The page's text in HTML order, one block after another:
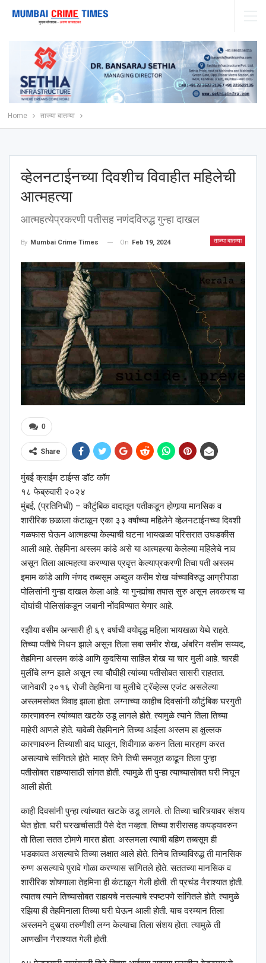
Home ताज्या बातम्या
व्हेलनटाईनच्या दिवशीच विवाहीत महिलेची
आत्महत्या
आत्महत्येप्रकरणी पतीसह नणंदविरुद्ध गुन्हा दाखल
ताज्या बातम्या
By Mumbai Crime Times On Feb 19, 2024
0
Share
मुंबई क्राईम टाईम्स डॉट कॉम
१८ फेब्रुवारी २०२४
मुंबई, (प्रतिनिधी) – कौटुंबिक वादातून पतीकडून होणार्‍या मानसिक व
शारीरिक छळाला कंटाळून एका ३३ वर्षांच्या महिलेने व्हेलनटाईनच्या दिवशी
गळफास घेऊन आत्महत्या केल्याची घटना भायखळा परिसरात उघडकीस
आली आहे. तेहमिना अस्लम कांडे असे या आत्महत्या केलेल्या महिलेचे नाव
असून तिला आत्महत्या करण्यास प्रवृत्त केल्याप्रकरणी तिचा पती अस्लम
इमाम कांडे आणि नंणद तब्बसूम अब्दुल करीम शेख यांच्याविरुद्ध आग्रीपाडा
पोलिसांनी गुन्हा दाखल केला आहे. या गुन्ह्यांचा तपास सुरु असून लवकरच या
दोघांची पोलिसांकडून जबानी नोंदविण्यात येणार आहे.
रझीया वसीम अन्सारी ही ६९ वर्षाची वयोवृद्ध महिला भायखळा येथे राहते.
तिच्या पतीचे निधन झाले असून तिला सबा समीर शेख, अंबरिन वसीम सय्यद,
तेहमिना अस्लम कांडे आणि कुदसिया साहिल शेख या चार मुली आहे. चारही
मुलींचे लग्न झाले असून त्या चौघीही त्यांच्या पतीसोबत सासरी राहतात.
जानेवारी २०१६ रोजी तेहमिना या मुलीचे ट्रॅव्हेल्स एजंट असलेल्या
अस्लमसोबत विवाह झाला होता. लग्नाच्या काहीच दिवसांनी कौटुंबिक घरगुती
कारणावरुन त्यांच्यात खटके उडू लागले होते. त्यामुळे त्याने तिला तिच्या
माहेरी आणले होते. यावेळी तेहमिनाने तिच्या आईला अस्लम हा क्षुल्लक
कारणावरुन तिच्याशी वाद घालून, शिवीगाळ करुन तिला मारहाण करत
असल्याचे सांगितले होते. मात्र तिने तिची समजूत काढून तिला पुन्हा
पतीसोबत राहण्यासाठी सांगत होती. त्यामुळे ती पुन्हा त्याच्यासोबत घरी निघून
आली होती.
काही दिवसांनी पुन्हा त्यांच्यात खटके उडू लागले. तो तिच्या चारित्र्यावर संशय
घेत होता. घरी घरखर्चासाठी पैसे देत नव्हता. तिच्या शरीरासह कपड्यावरुन
तो तिला सतत टोमणे मारत होता. अस्लमला त्याची बहिण तब्बसूम ही
भडकावत असल्याचे तिच्या लक्षात आले होते. तिनेच तिच्याविरुद्ध ती मानसिक
रुग्ण असल्याचे पुरावे गोळा करण्यास सांगितले होते. सततच्या मानसिक व
शारीरिक शोषणाला तेहमिना ही कंटाळून गेली होती. ती प्रचंड नैराश्यात होती.
त्यातच त्याने तिच्यासोबत राहायचे नसल्याचे स्पष्टपणे सांगितले होते. त्यामुळे
रझिया ही तेहमिनाला तिच्या घरी घेऊन आली होती. याच दरम्यान तिला
अस्लमने दुसर्‍या तरुणीशी लग्न केल्याचा तिला संशय होता. त्यामुळे ती
आणखीन नैराश्यात गेली होती.